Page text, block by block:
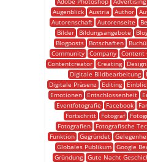
Augenblick
Austria Author
Autorenschaft Autorenseite
Bilder
Bildungsangebote
Blogposts
Botschaften
Community
Company Content
Contentcreator Creating Design
Digitale Bildbearbeitung
Digitale Präsenz
Editing
Emotionen
Entschlossenheit
Eventfotografie
Facebook
Fortschritt
Fotograf
Fotografien
Fotografische
Funktion Gegründet
Globales Publikum Google
Gründung
Gute Nacht